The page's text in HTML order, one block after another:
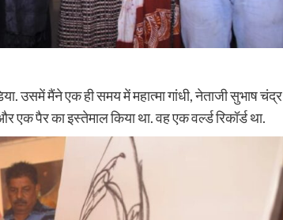
उसमें मैंने एक ही समय में महात्मा गांधी, नेताजी सुभाष चंद्र
पैर का इस्तेमाल किया था. वह एक वर्ल्ड रिकॉर्ड था.